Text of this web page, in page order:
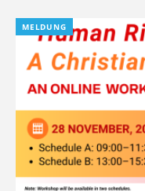
MELDUNG